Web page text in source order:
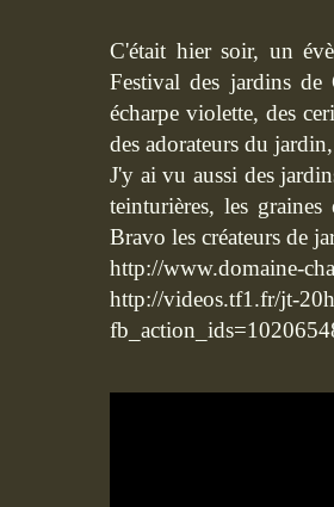
C'était hier soir, un
Festival des jardins
écharpe violette, des
des adorateurs du
J'y ai vu aussi des
teinturières, les
Bravo les créateurs de
http://www.domaine-
http://videos.tf1.fr/jt-
fb_action_ids=